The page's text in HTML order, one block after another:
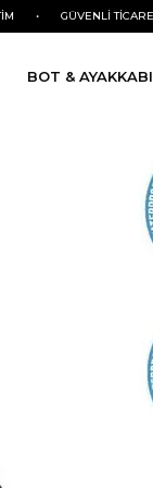
GÜVENLİ TİCARET •
BOT & AYAKKABI